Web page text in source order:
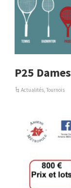
P25 Dames
Actualités ,Tournois